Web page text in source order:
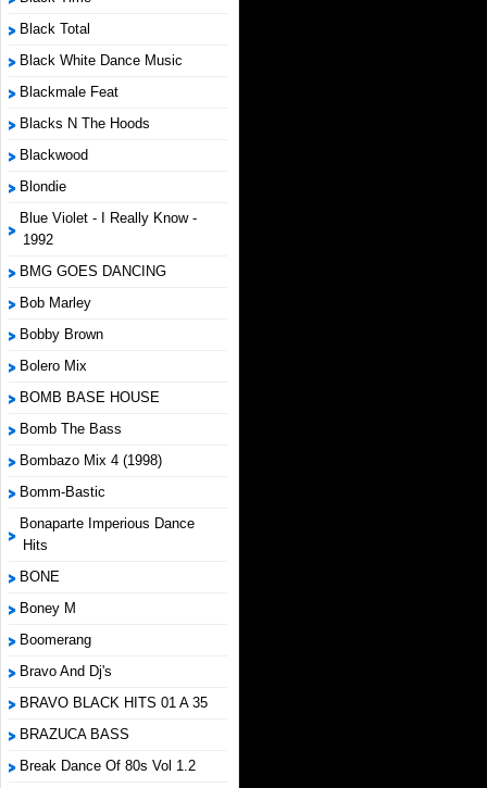
Black Total
Black White Dance Music
Blackmale Feat
Blacks N The Hoods
Blackwood
Blondie
Blue Violet - I Really Know -
1992
BMG GOES DANCING
Bob Marley
Bobby Brown
Bolero Mix
BOMB BASE HOUSE
Bomb The Bass
Bombazo Mix 4 (1998)
Bomm-Bastic
Bonaparte Imperious Dance
Hits
BONE
Boney M
Boomerang
Bravo And Dj's
BRAVO BLACK HITS 01 A 35
BRAZUCA BASS
Break Dance Of 80s Vol 1.2